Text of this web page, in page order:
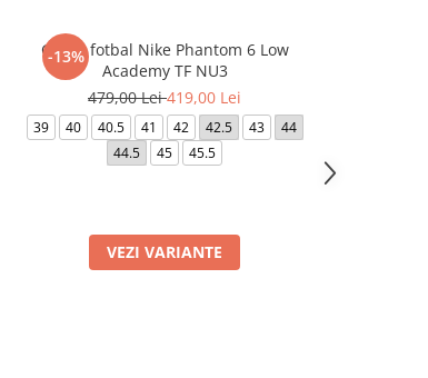
-13%
Ghete fotbal Nike Phantom 6 Low
Academy TF NU3
479,00 Lei419,00 Lei
39 40 40.5 41 42 42.5 43
44
44.5
45 45.5
VEZI VARIANTE